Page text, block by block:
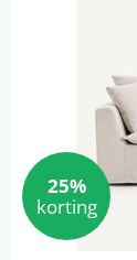
25%
korting